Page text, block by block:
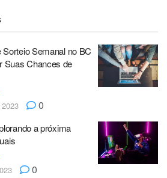
Semanal no BC
Suas Chances de
0
a próxima
0